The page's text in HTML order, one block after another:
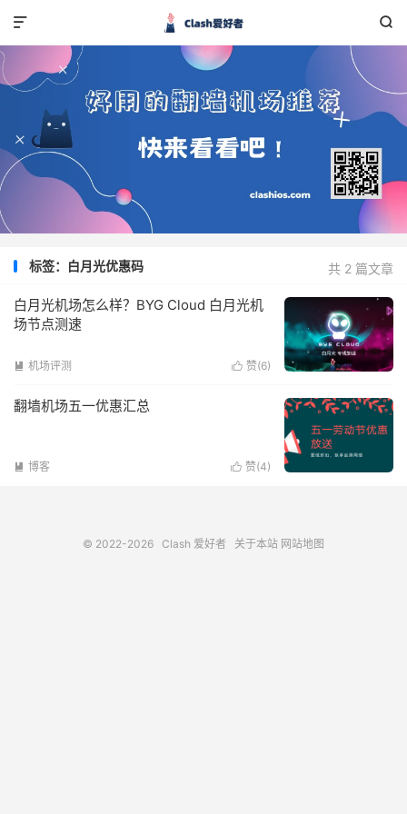


共 2 篇文章
标签：白月光优惠码
白月光机场怎么样？BYG Cloud 白月光机
场节点测速
 赞(6)
 机场评测
翻墙机场五一优惠汇总
 赞(4)
 博客
© 2022-2026 Clash 爱好者 关于本站 网站地图